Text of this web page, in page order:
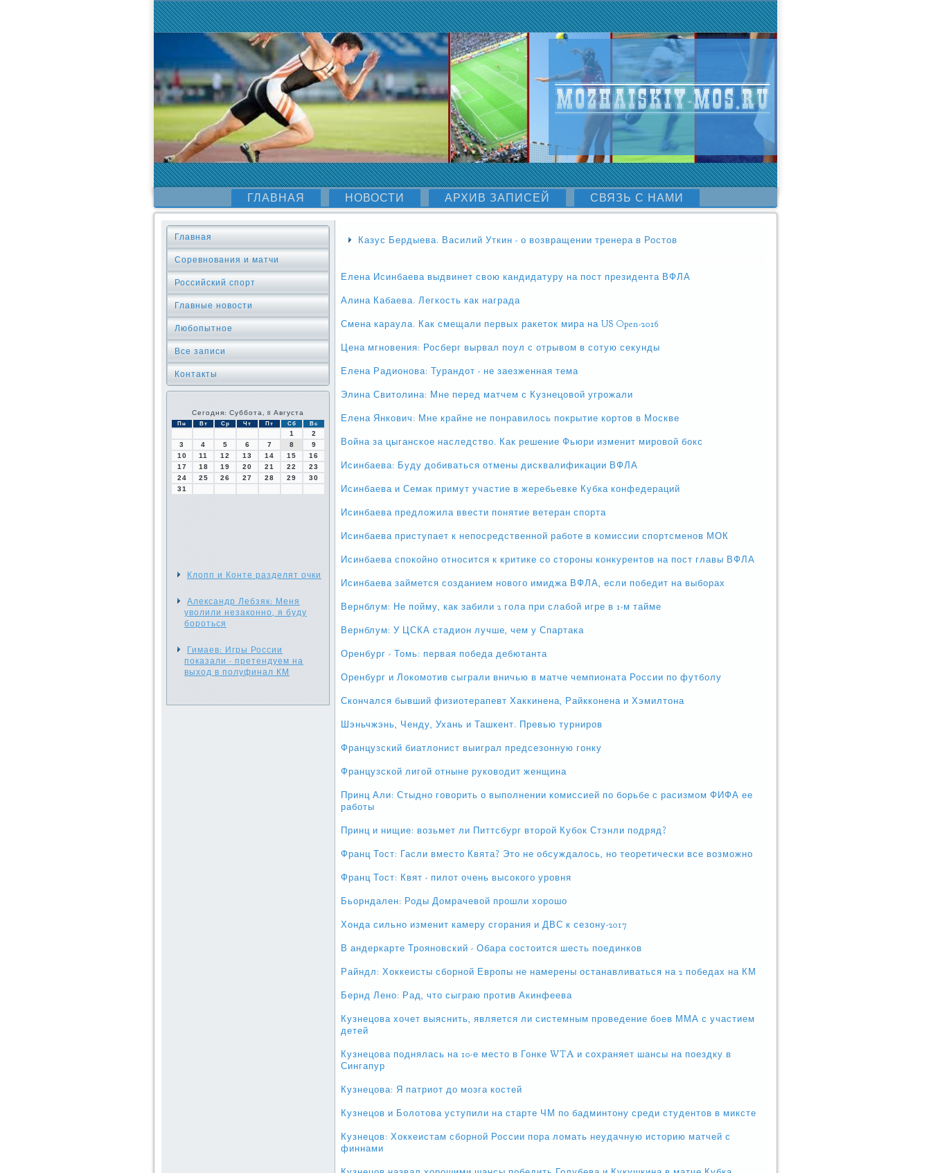
ГЛАВНАЯ НОВОСТИ АРХИВ ЗАПИСЕЙ СВЯЗЬ С НАМИ
Главная
Соревнования и матчи
Российский спорт
Главные новости
Любопытное
Все записи
Контакты
Сегодня: Суббота, 8 Августа
Пн Вт Ср Чт Пт Сб Вс
1
2
3
4 5 6 7 8
9
10
11 12 13 14 15
16
17
18 19 20 21 22
23
24
25 26 27 28 29
30
31
Клопп и Конте разделят очки
Александр Лебзяк: Меня
уволили незаконно, я буду
бороться
Гимаев: Игры России
показали - претендуем на
выход в полуфинал КМ
Казус Бердыева. Василий Уткин - о возвращении тренера в Ростов
Елена Исинбаева выдвинет свою кандидатуру на пост президента ВФЛА
Алина Кабаева. Легкость как награда
Смена караула. Как смещали первых ракеток мира на US Open-2016
Цена мгновения: Росберг вырвал поул с отрывом в сотую секунды
Елена Радионова: Турандот - не заезженная тема
Элина Свитолина: Мне перед матчем с Кузнецовой угрожали
Елена Янкович: Мне крайне не понравилось покрытие кортов в Москве
Война за цыганское наследство. Как решение Фьюри изменит мировой бокс
Исинбаева: Буду добиваться отмены дисквалификации ВФЛА
Исинбаева и Семак примут участие в жеребьевке Кубка конфедераций
Исинбаева предложила ввести понятие ветеран спорта
Исинбаева приступает к непосредственной работе в комиссии спортсменов МОК
Исинбаева спокойно относится к критике со стороны конкурентов на пост главы ВФЛА
Исинбаева займется созданием нового имиджа ВФЛА, если победит на выборах
Вернблум: Не пойму, как забили 2 гола при слабой игре в 1-м тайме
Вернблум: У ЦСКА стадион лучше, чем у Спартака
Оренбург - Томь: первая победа дебютанта
Оренбург и Локомотив сыграли вничью в матче чемпионата России по футболу
Скончался бывший физиотерапевт Хаккинена, Райкконена и Хэмилтона
Шэньчжэнь, Ченду, Ухань и Ташкент. Превью турниров
Французский биатлонист выиграл предсезонную гонку
Французской лигой отныне руководит женщина
Принц Али: Стыдно говорить о выполнении комиссией по борьбе с расизмом ФИФА ее
работы
Принц и нищие: возьмет ли Питтсбург второй Кубок Стэнли подряд?
Франц Тост: Гасли вместо Квята? Это не обсуждалось, но теоретически все возможно
Франц Тост: Квят - пилот очень высокого уровня
Бьорндален: Роды Домрачевой прошли хорошо
Хонда сильно изменит камеру сгорания и ДВС к сезону-2017
В андеркарте Трояновский - Обара состоится шесть поединков
Райндл: Хоккеисты сборной Европы не намерены останавливаться на 2 победах на КМ
Бернд Лено: Рад, что сыграю против Акинфеева
Кузнецова хочет выяснить, является ли системным проведение боев ММА с участием
детей
Кузнецова поднялась на 10-е место в Гонке WTA и сохраняет шансы на поездку в
Сингапур
Кузнецова: Я патриот до мозга костей
Кузнецов и Болотова уступили на старте ЧМ по бадминтону среди студентов в миксте
Кузнецов: Хоккеистам сборной России пора ломать неудачную историю матчей с
финнами